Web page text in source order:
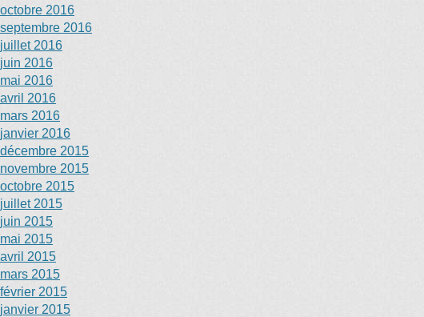
octobre 2016
septembre 2016
juillet 2016
juin 2016
mai 2016
avril 2016
mars 2016
janvier 2016
décembre 2015
novembre 2015
octobre 2015
juillet 2015
juin 2015
mai 2015
avril 2015
mars 2015
février 2015
janvier 2015